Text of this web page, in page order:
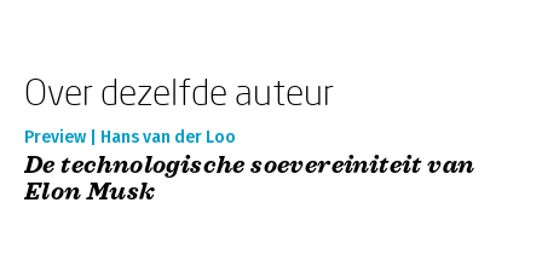
Over dezelfde auteur
Preview | Hans van der Loo
De technologische soevereiniteit van
Elon Musk